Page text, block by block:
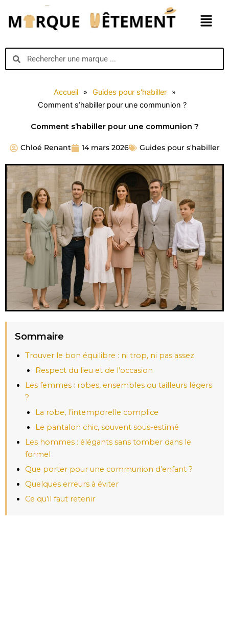
contenu
Menu
SearchSearch
Accueil » Guides pour s'habiller
»
Comment s’habiller pour une communion ?
Comment s’habiller pour une communion ?
Chloé Renant 14 mars 2026 Guides pour s'habiller
Sommaire
Trouver le bon équilibre : ni trop, ni pas assez
Respect du lieu et de l’occasion
Les femmes : robes, ensembles ou tailleurs légers
?
La robe, l’intemporelle complice
Le pantalon chic, souvent sous-estimé
Les hommes : élégants sans tomber dans le
formel
Que porter pour une communion d’enfant ?
Quelques erreurs à éviter
Ce qu’il faut retenir